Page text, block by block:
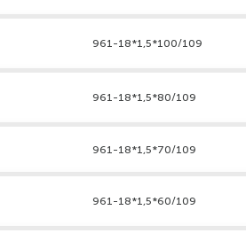
961-18*1,5*100/109
961-18*1,5*80/109
961-18*1,5*70/109
961-18*1,5*60/109